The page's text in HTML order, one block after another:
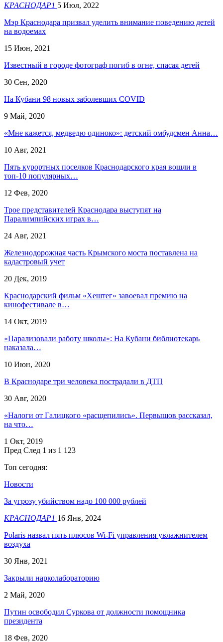
КРАСНОДАР1 5 Июл, 2022
Мэр Краснодара призвал уделить внимание поведению детей
на водоемах
15 Июн, 2021
Известный в городе фотограф погиб в огне, спасая детей
30 Сен, 2020
На Кубани 98 новых заболевших COVID
9 Май, 2020
«Мне кажется, медведю одиноко»: детский омбудсмен Анна…
10 Авг, 2021
Пять курортных поселков Краснодарского края вошли в
топ-10 популярных…
12 Фев, 2020
Трое представителей Краснодара выступят на
Паралимпийских играх в…
24 Авг, 2021
Железнодорожная часть Крымского моста поставлена на
кадастровый учет
20 Дек, 2019
Краснодарский фильм «Хештег» завоевал премию на
кинофестивале в…
14 Окт, 2019
«Парализовали работу школы»: На Кубани библиотекарь
наказала…
10 Июн, 2020
В Краснодаре три человека пострадали в ДТП
30 Авг, 2020
«Налоги от Галицкого «расщепились». Первышов рассказал,
на что…
1 Окт, 2019
Пред След 1 из 1 123
Топ сегодня:
Новости
За угрозу убийством надо 100 000 рублей
КРАСНОДАР1 16 Янв, 2024
Polaris назвал пять плюсов Wi-Fi управления увлажнителем
воздуха
30 Янв, 2021
Закрыли нарколабораторию
2 Май, 2020
Путин освободил Суркова от должности помощника
президента
18 Фев, 2020